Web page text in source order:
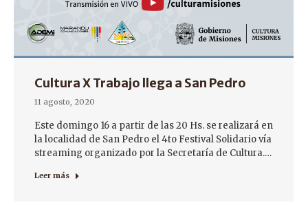
Cultura X Trabajo llega a San Pedro
11 agosto, 2020
Este domingo 16 a partir de las 20 Hs. se realizará en
la localidad de San Pedro el 4to Festival Solidario vía
streaming organizado por la Secretaría de Cultura.…
Leer más